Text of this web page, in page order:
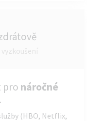
vyzkoušení
pro náročné
.
(HBO, Netflix,